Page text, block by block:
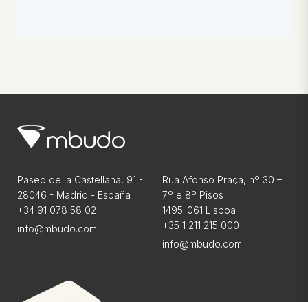
Paseo de la Castellana, 91 -
28046 - Madrid - España
+34 91 078 58 02
info@mbudo.com
Rua Afonso Praça, nº 30 –
7º e 8º Pisos
1495-061 Lisboa
+35 1 211 215 000
info@mbudo.com